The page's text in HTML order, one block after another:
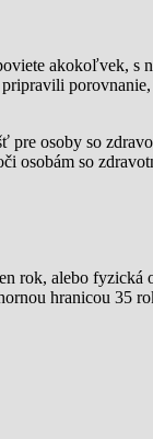
akokoľvek, s
osoby so
osobám so
rok, alebo
hranicou 35